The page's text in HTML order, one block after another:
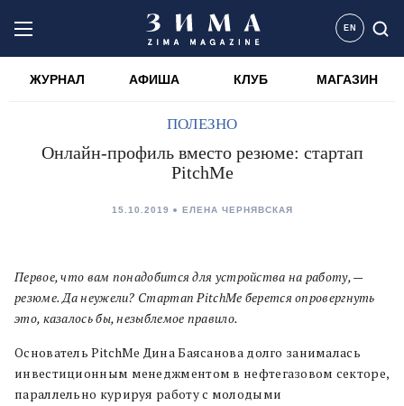
EN
ЖУРНАЛ АФИША КЛУБ МАГАЗИН
ПОЛЕЗНО
Онлайн-профиль вместо резюме: стартап
PitchMe
15.10.2019 ЕЛЕНА ЧЕРНЯВСКАЯ
Первое, что вам понадобится для устройства на работу, —
резюме. Да неужели? Стартап PitchMe берется опровергнуть
это, казалось бы, незыблемое правило.
Основатель PitchMe Дина Баясанова долго занималась
инвестиционным менеджментом в нефтегазовом секторе,
параллельно курируя работу с молодыми